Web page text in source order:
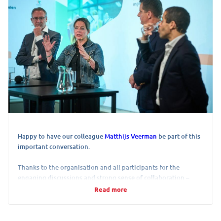
circulaire toekomst.
Klinkt dit als jouw volgende uitdaging? Solliciteer direct. 💼
https://lnkd.in/dW5eX2Gb
22 May 2026 View on LinkedIn →
Happy to have our colleagueMatthijs Veerman be part of this
important conversation.
Thanks to the organisation and all participants for the
engaging discussions and strong sense of collaboration –
exactly what’s needed to move circularity from ambition to
Read more